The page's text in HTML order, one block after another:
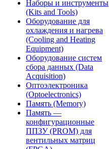
Наборы и инструменты
(Kits and Tools)
Оборудование для
охлаждения и нагрева
(Cooling and Heating
Equipment)
Оборудование систем
сбора данных (Data
Acquisition)
Оптоэлектроника
(Optoelectronics)
Память (Memory)
Память —
конфигурационные
ППЗУ (PROM) для
вентильных матриц